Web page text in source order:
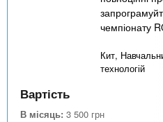
чемпіонату
Кит,
технологій
Вартість
В місяць: 3 500 грн